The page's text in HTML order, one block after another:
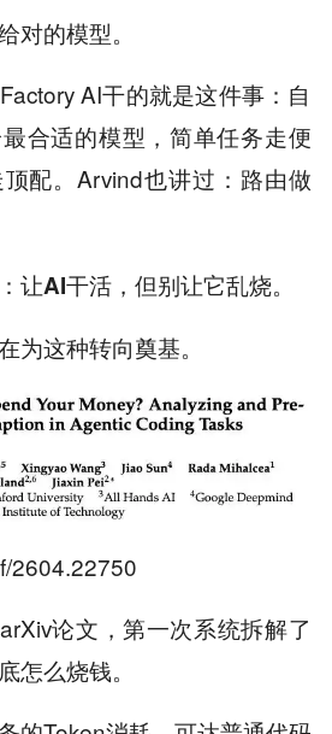
对的模型。
AI干的就是这件事：自
合适的模型，简单任务走便
配。Arvind也讲过： 路由做
让AI干活，但别让它乱烧。
为这种转向奠基。
2604.22750
论文，第一次系统拆解了
怎么烧钱。